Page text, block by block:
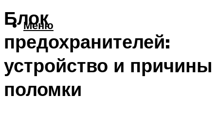
Меню
Блок
предохранителей:
устройство и причины
поломки